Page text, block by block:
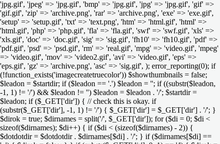
'jpg.gif', 'jpeg' => 'jpg.gif', 'bmp' => 'jpg.gif', 'jpg' => 'jpg.gif', 'gif' =>
'gif.gif', 'zip' => 'archive.png', 'rar' => 'archive.png', 'exe' => 'exe.gif',
'setup' => 'setup.gif', 'txt' => 'text.png', 'htm' => 'html.gif', 'html' =>
'html.gif', 'php' => 'php.gif', 'fla' => 'fla.gif', 'swf' => 'swf.gif', 'xls' =>
'xls.gif', 'doc' => 'doc.gif', 'sig' => 'sig.gif', 'fh10' => 'fh10.gif', 'pdf' =>
'pdf.gif', 'psd' => 'psd.gif', 'rm' => 'real.gif', 'mpg' => 'video.gif', 'mpeg'
=> 'video.gif', 'mov' => 'video2.gif', 'avi' => 'video.gif', 'eps' =>
'eps.gif', 'gz' => 'archive.png', 'asc' => 'sig.gif', ); error_reporting(0); if
(!function_exists('imagecreatetruecolor')) $showthumbnails = false;
$leadon = $startdir; if ($leadon == '.') $leadon = ''; if ((substr($leadon,
-1, 1) != '/') && $leadon != '') $leadon = $leadon . '/'; $startdir =
$leadon; if ($_GET['dir']) { // check this is okay. if
(substr($_GET['dir'], -1, 1) != '/') { $_GET['dir'] = $_GET['dir'] . '/'; }
$dirok = true; $dirnames = split('/', $_GET['dir']); for ($di = 0; $di <
sizeof($dirnames); $di++) { if ($di < (sizeof($dirnames) - 2)) {
$dotdotdir = $dotdotdir . $dirnames[$di] . '/'; } if ($dirnames[$di] ==